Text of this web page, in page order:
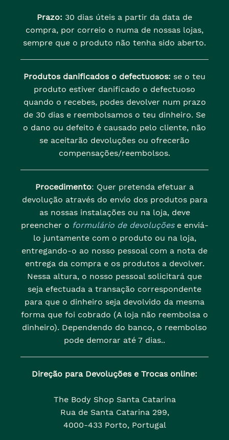
Prazo: 30 dias úteis a partir da data de
compra, por correio o numa de nossas lojas,
sempre que o produto não tenha sido aberto.
Produtos danificados o defectuosos: se o teu
produto estiver danificado o defectuoso
quando o recebes, podes devolver num prazo
de 30 dias e reembolsamos o teu dinheiro. Se
o dano ou defeito é causado pelo cliente, não
se aceitarão devoluções ou ofrecerão
compensações/reembolsos.
Procedimento: Quer pretenda efetuar a
devolução através do envio dos produtos para
as nossas instalações ou na loja, deve
preencher o formulário de devoluçõese enviá-
lo juntamente com o produto ou na loja,
entregando-o ao nosso pessoal com a nota de
entrega da compra e os produtos a devolver.
Nessa altura, o nosso pessoal solicitará que
seja efectuada a transação correspondente
para que o dinheiro seja devolvido da mesma
forma que foi cobrado (A loja não reembolsa o
dinheiro). Dependendo do banco, o reembolso
pode demorar até 7 dias..
Direção para Devoluções e Trocas online:
The Body Shop Santa Catarina
Rua de Santa Catarina 299,
4000-433 Porto, Portugal